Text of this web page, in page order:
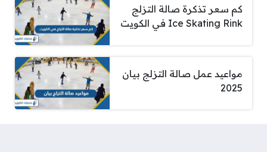
كم سعر تذكرة صالة التزلج
Ice Skating Rink في الكويت
مواعيد عمل صالة التزلج بيان
2025